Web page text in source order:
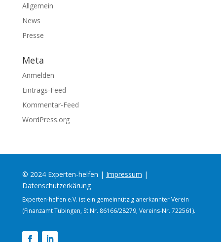
Allgemein
News
Presse
Meta
Anmelden
Eintrags-Feed
Kommentar-Feed
WordPress.org
© 2024 Experten-helfen | Impressum |
Datenschutzerkärung
Experten-helfen e.V. ist ein gemeinnützig anerkannter Verein
(Finanzamt Tübingen, St.Nr. 86166/28279, Vereins-Nr. 722561).